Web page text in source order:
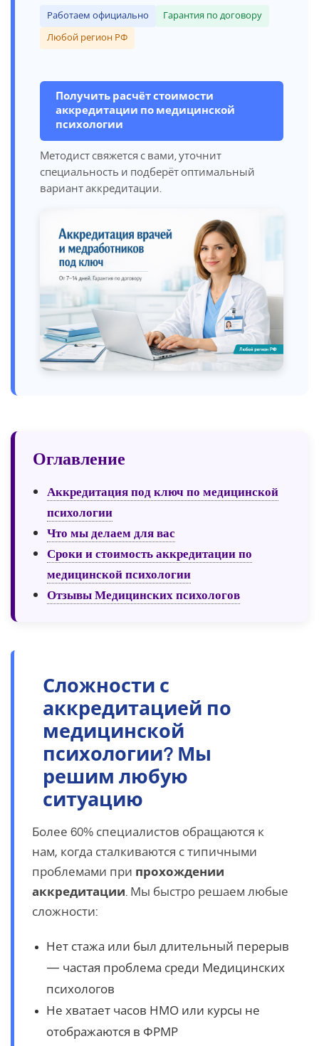
Работаем официально Гарантия по договору
Любой регион РФ
Получить расчёт стоимости
аккредитации по медицинской
психологии
Методист свяжется с вами, уточнит
специальность и подберёт оптимальный
вариант аккредитации.
Оглавление
Аккредитация под ключ по медицинской
психологии
Что мы делаем для вас
Сроки и стоимость аккредитации по
медицинской психологии
Отзывы Медицинских психологов
Сложности с
аккредитацией по
медицинской
психологии? Мы
решим любую
ситуацию
Более 60% специалистов обращаются к
нам, когда сталкиваются с типичными
проблемами при прохождении
аккредитации. Мы быстро решаем любые
сложности:
Нет стажа или был длительный перерыв
— частая проблема среди Медицинских
психологов
Не хватает часов НМО или курсы не
отображаются в ФРМР